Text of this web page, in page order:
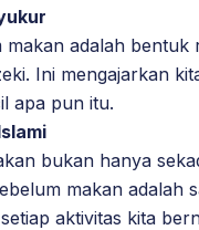
makan adalah
Ini mengajarkan
apa pun itu.
bukan hanya
makan adalah
aktivitas kita